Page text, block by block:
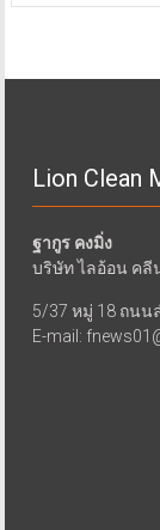
Lion Clean
ฐากูร คงมิ่ง
บริษัท ไลอ้อน คลี
5/37 หมู่ 18 ถนน
E-mail: